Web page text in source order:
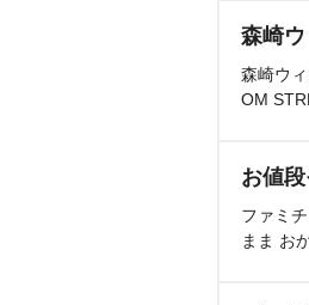
森崎
森崎ウ
OM
お値
ファミ
まま お